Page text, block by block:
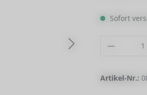
Sofort
Artikel-Nr.: